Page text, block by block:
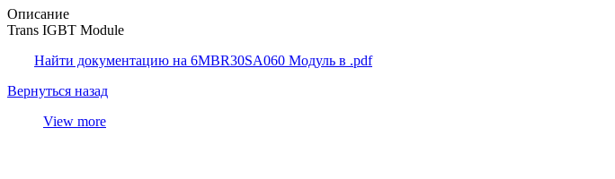
Описание
Trans IGBT Module
Найти документацию на 6MBR30SA060 Модуль в .pdf
Вернуться назад
View more